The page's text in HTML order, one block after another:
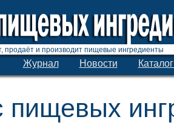
продаёт и производит пищевые ингредиенты
Журнал Новости
пищевых